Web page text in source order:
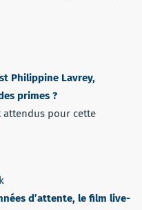
Philippine Lavrey,
primes ?
attendus pour cette
d’attente, le film live-